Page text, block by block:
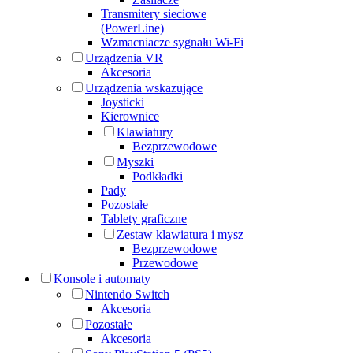
Transmitery sieciowe
(PowerLine)
Wzmacniacze sygnału Wi-Fi
Urządzenia VR
Akcesoria
Urządzenia wskazujące
Joysticki
Kierownice
Klawiatury
Bezprzewodowe
Myszki
Podkładki
Pady
Pozostałe
Tablety graficzne
Zestaw klawiatura i mysz
Bezprzewodowe
Przewodowe
Konsole i automaty
Nintendo Switch
Akcesoria
Pozostałe
Akcesoria